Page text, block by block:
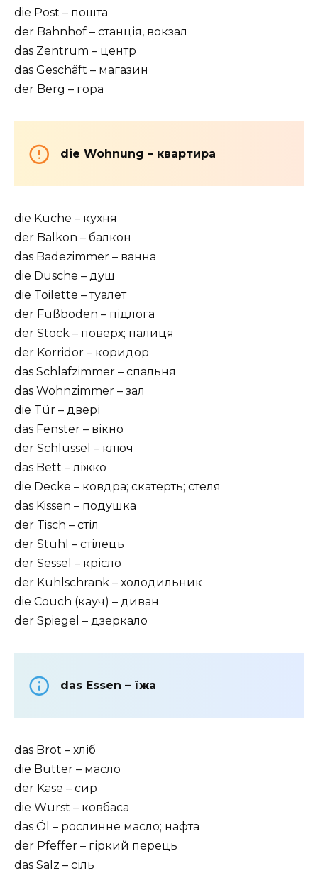
die Post – пошта
der Bahnhof – станція, вокзал
das Zentrum – центр
das Geschäft – магазин
der Berg – гора
die Wohnung – квартира
die Küche – кухня
der Balkon – балкон
das Badezimmer – ванна
die Dusche – душ
die Toilette – туалет
der Fußboden – підлога
der Stock – поверх; палиця
der Korridor – коридор
das Schlafzimmer – спальня
das Wohnzimmer – зал
die Tür – двері
das Fenster – вікно
der Schlüssel – ключ
das Bett – ліжко
die Decke – ковдра; cкатерть; стеля
das Kissen – подушка
der Tisch – стіл
der Stuhl – стілець
der Sessel – крісло
der Kühlschrank – холодильник
die Couch (кауч) – диван
der Spiegel – дзеркало
das Essen – їжа
das Brot – хліб
die Butter – масло
der Käse – сир
die Wurst – ковбаса
das Öl – рослинне масло; нафта
der Pfeffer – гіркий перець
das Salz – сіль